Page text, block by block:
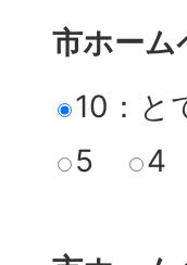
市ホーム
10：と
5
4